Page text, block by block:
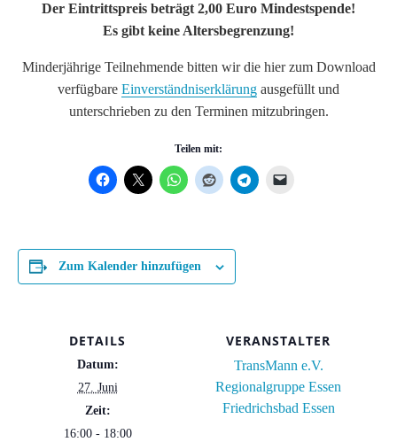
Der Eintrittspreis beträgt 2,00 Euro Mindestspende!
Es gibt keine Altersbegrenzung!
Minderjährige Teilnehmende bitten wir die hier zum Download
verfügbare Einverständniserklärung ausgefüllt und
unterschrieben zu den Terminen mitzubringen.
Teilen mit:
Zum Kalender hinzufügen
DETAILS
Datum:
27. Juni
Zeit:
16:00 - 18:00
VERANSTALTER
TransMann e.V.
Regionalgruppe Essen
Friedrichsbad Essen